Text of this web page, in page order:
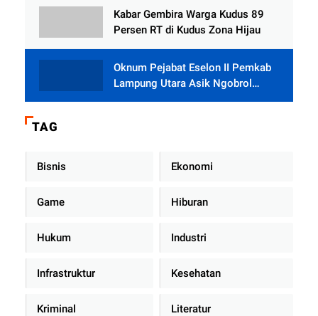
Rumah dari BAZNAS
Kabar Gembira Warga Kudus 89
Persen RT di Kudus Zona Hijau
Oknum Pejabat Eselon II Pemkab
Lampung Utara Asik Ngobrol
Dengan Teman Kencan Wanitanya
TAG
Bisnis Ekonomi
Game Hiburan
Hukum Industri
Infrastruktur Kesehatan
Kriminal Literatur